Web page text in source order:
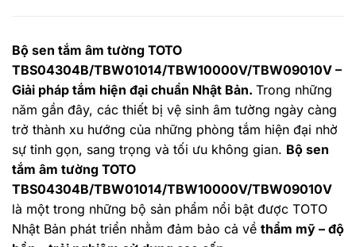
Bộ sen tắm âm tường TOTO
TBS04304B/TBW01014/TBW10000V/TBW09010V –
Giải pháp tắm hiện đại chuẩn Nhật Bản. Trong những
năm gần đây, các thiết bị vệ sinh âm tường ngày càng
trở thành xu hướng của những phòng tắm hiện đại nhờ
sự tinh gọn, sang trọng và tối ưu không gian. Bộ sen
tắm âm tường TOTO
TBS04304B/TBW01014/TBW10000V/TBW09010V
là một trong những bộ sản phẩm nổi bật được TOTO
Nhật Bản phát triển nhằm đảm bảo cả về thẩm mỹ – độ